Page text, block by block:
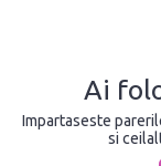
Ai
Impartaseste
si